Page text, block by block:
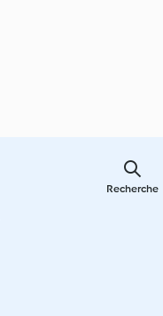
Recherche